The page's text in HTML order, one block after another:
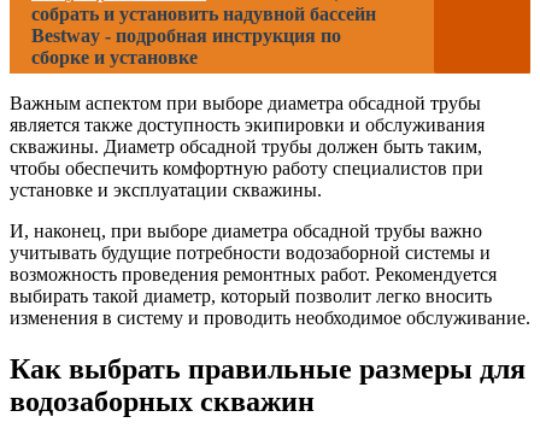
собрать и установить надувной бассейн
Bestway - подробная инструкция по
сборке и установке
Важным аспектом при выборе диаметра обсадной трубы
является также доступность экипировки и обслуживания
скважины. Диаметр обсадной трубы должен быть таким,
чтобы обеспечить комфортную работу специалистов при
установке и эксплуатации скважины.
И, наконец, при выборе диаметра обсадной трубы важно
учитывать будущие потребности водозаборной системы и
возможность проведения ремонтных работ. Рекомендуется
выбирать такой диаметр, который позволит легко вносить
изменения в систему и проводить необходимое обслуживание.
Как выбрать правильные размеры для
водозаборных скважин